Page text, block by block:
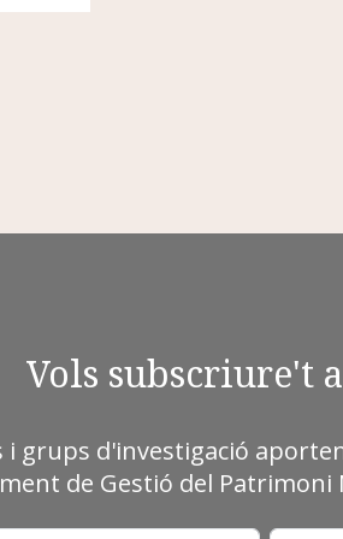
Vols subscriure't
grups d'investigació
de Gestió del